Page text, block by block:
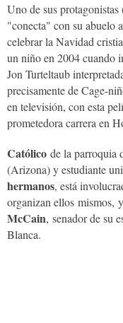
Uno de sus
"conecta" con su abuelo
celebrar la Navidad
un niño en 2004 cuando
Jon Turteltaub
precisamente de Cage-
en televisión, con esta
prometedora carrera en
Católico de la parroquia
(Arizona) y estudiante
hermanos, está
organizan ellos mismos,
McCain, senador de su
Blanca.